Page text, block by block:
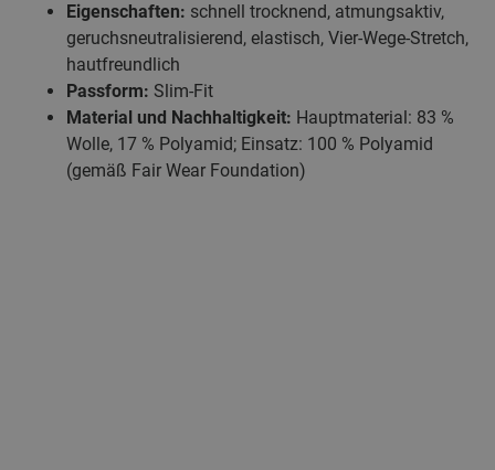
Eigenschaften: schnell trocknend, atmungsaktiv,
geruchsneutralisierend, elastisch, Vier-Wege-Stretch,
hautfreundlich
Passform: Slim-Fit
Material und Nachhaltigkeit: Hauptmaterial: 83 %
Wolle, 17 % Polyamid; Einsatz: 100 % Polyamid
(gemäß Fair Wear Foundation)